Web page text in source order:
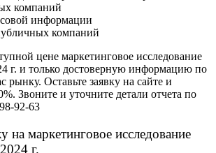
компаний
информации
компаний
цене маркетинговое исследование
г. и только достоверную информацию по
Оставьте заявку на сайте и
Звоните и уточните детали отчета по
92-63
на маркетинговое исследование
г.